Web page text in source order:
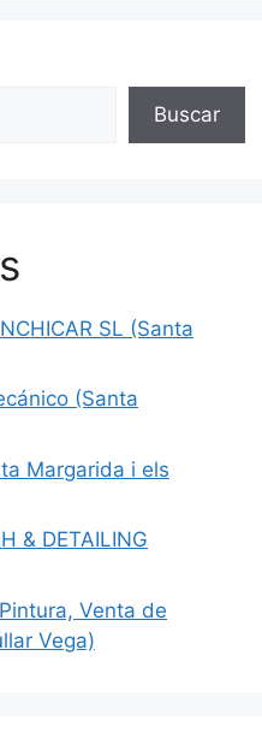
Buscar
SL (Santa
(Santa
Margarida i els
& DETAILING
Venta de
Vega)